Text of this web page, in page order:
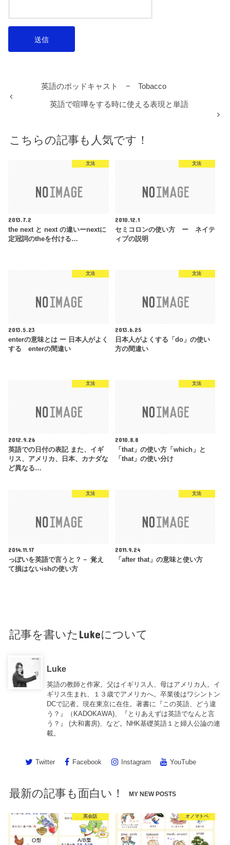
英語のポッドキャスト − Tobacco
英語で喧嘩をする時に使える表現と単語
こちらの記事も人気です！
文法
2013.7.2
the next と next の違いーnextに
定冠詞のtheを付ける…
文法
2010.12.1
セミコロンの使い方 ー ネイテ
ィブの説明
文法
2013.5.23
enterの意味とは ー 日本人がよく
する enterの間違い
文法
2013.6.25
日本人がよくする「do」の使い
方の間違い
文法
2012.9.26
英語での日付の表記 また、イギ
リス、アメリカ、日本、カナダな
ど異なる…
文法
2010.8.8
「that」の使い方「which」と
「that」の使い分け
文法
2014.11.17
っぽいを英語で言うと？－ 覚え
て損はないishの使い方
文法
2011.9.24
「after that」の意味と使い方
記事を書いたLukeについて
Luke
英語の教師と作家。父はイギリス人、母はアメリカ人。イ
ギリス生まれ、１３歳でアメリカへ。卒業後はワシントン
DCで記者。現在東京に在住。著書に『この英語、どう違
う？』（KADOKAWA)、『とりあえずは英語でなんと言
う？』 (大和書房)、など。NHK基礎英語１と婦人公論の連
載。
Twitter Facebook Instagram YouTube
最新の記事も面白い！ MY NEW POSTS
英会話 オノマトペ